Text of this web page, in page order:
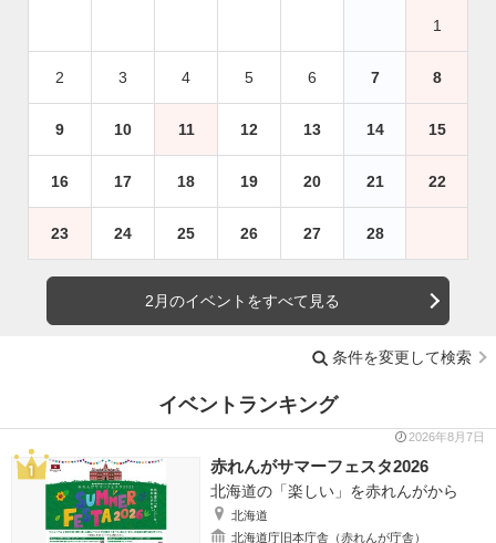
1
2 3 4 5 6 7 8
9 10 11 12 13 14 15
16 17 18 19 20 21 22
23 24 25 26 27 28
2月のイベントをすべて見る
条件を変更して検索
イベントランキング
2026年8月7日
赤れんがサマーフェスタ2026
北海道の「楽しい」を赤れんがから
北海道
北海道庁旧本庁舎（赤れんが庁舎）